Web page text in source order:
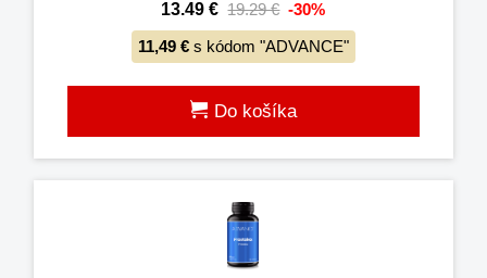
13.49 € 19.29 € -30%
11,49 €s kódom "ADVANCE"
Do košíka